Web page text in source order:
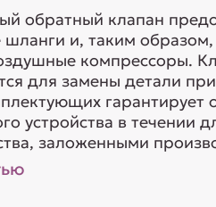
обратный клапан
и, таким
компрессоры.
для замены детали
устройства в течении
заложенными